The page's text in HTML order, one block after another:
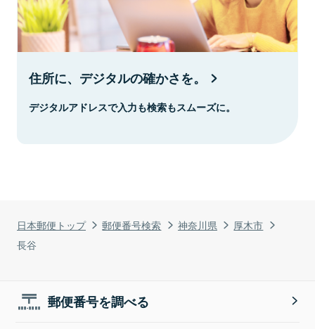
日本郵便トップ 郵便番号検索 神奈川県
厚木市
長谷
住所に、デジタルの確かさを。
デジタルアドレスで入力も検索もスムーズに。
郵便番号を調べる